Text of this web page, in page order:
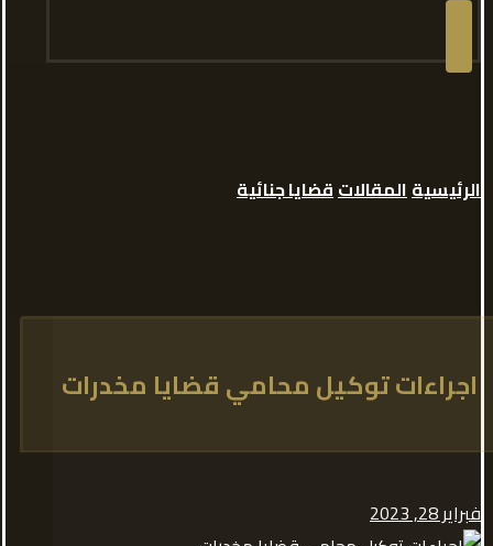
الرئيسيةالمقالاتقضايا جنائية
اجراءات توكيل محامي قضايا مخدرات
فبراير 28, 2023